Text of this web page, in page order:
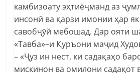
камбизоату эҳтиёҷманд аз
инсонӣ ва қарзи имонии ҳар
савобҷӯй мебошад. Дар ояти
«Тавба»–и Қуръони маҷид
– «Ҷуз ин нест, ки садақаҳо
мискинон ва омилони садақот